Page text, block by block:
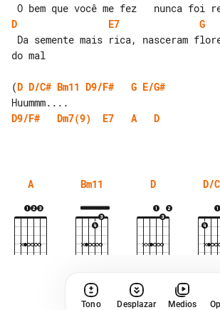
D
E7
G
do mal
(D D/C# Bm11 D9/F# G E/G#
D9/F#
Dm7(9) E7 A D
A Bm11 D D/
Tono Desplazar Medios